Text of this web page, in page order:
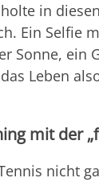
in
Ein Selfie
Sonne, ein
Leben
mit der
nicht